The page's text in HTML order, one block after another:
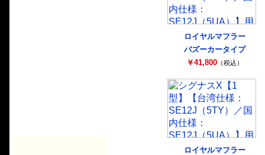
ロイヤルマフラー
バズーカータイプ
￥41,800（税込）
ロイヤルマフラー